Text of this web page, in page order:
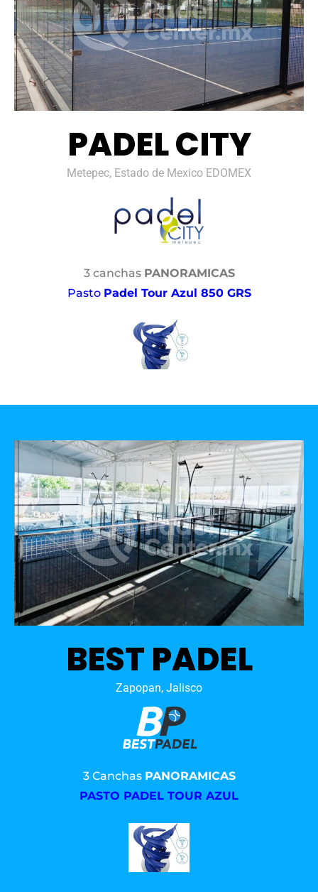
PADEL CITY
Metepec, Estado de Mexico EDOMEX
3 canchas PANORAMICAS
Pasto Padel Tour Azul 850 GRS
BEST PADEL
Zapopan, Jalisco
3 Canchas PANORAMICAS
PASTO PADEL TOUR AZUL